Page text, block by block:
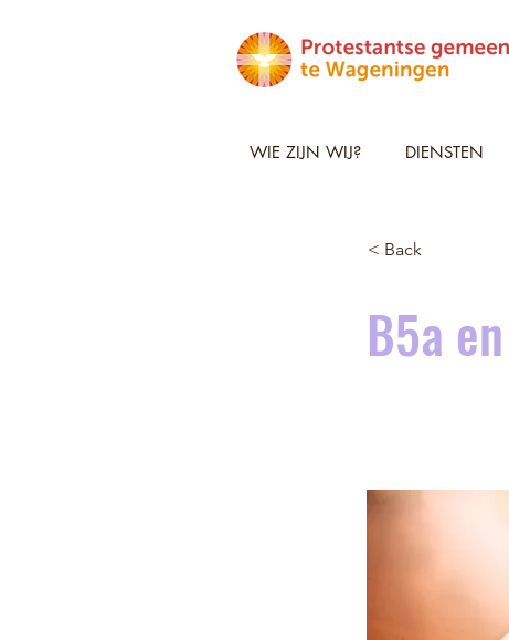
WIE ZIJN WIJ? DIENSTEN
< Back
B5a